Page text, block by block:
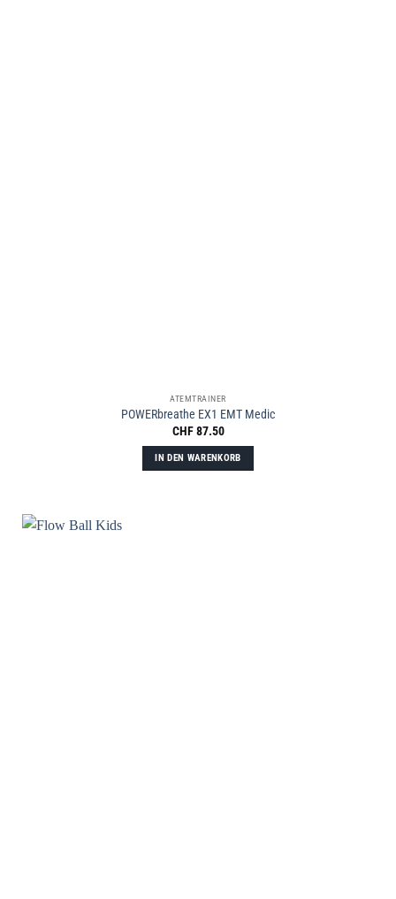
ATEMTRAINER
POWERbreathe EX1 EMT Medic
CHF87.50
IN DEN WARENKORB